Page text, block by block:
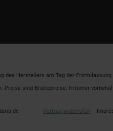
des Herstellers am Tag der Erstzulassung
Preise sind Bruttopreise. Irrtümer
Vertrag widerrufen